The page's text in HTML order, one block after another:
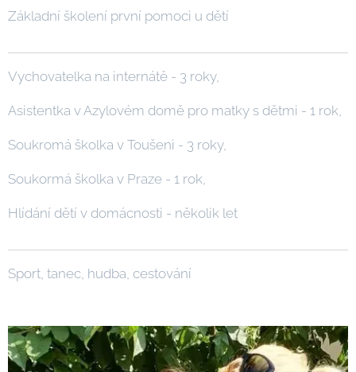
Základní školení první pomoci u dětí
Vychovatelka na internátě - 3 roky,
Asistentka v Azylovém domě pro matky s dětmi - 1 rok,
Soukromá školka v Toušeni - 3 roky,
Soukormá školka v Praze - 1 rok,
Hlídání dětí v domácnosti - několik let
Sport, tanec, hudba, cestování